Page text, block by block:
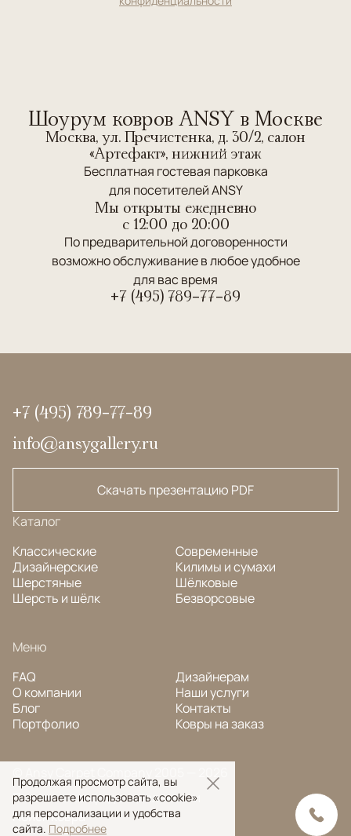
Шоурум ковров ANSY в Москве
Москва, ул. Пречистенка, д. 30/2, салон
«Артефакт», нижний этаж
Бесплатная гостевая парковка
для посетителей ANSY
Мы открыты ежедневно
c 12:00 до 20:00
По предварительной договоренности
возможно обслуживание в любое удобное
для вас время
+7 (495) 789-77-89
+7 (495) 789-77-89
info@ansygallery.ru
Скачать презентацию PDF
Каталог
Классические
Дизайнерские
Шерстяные
Шерсть и шёлк
Современные
Килимы и сумахи
Шёлковые
Безворсовые
Меню
FAQ
О компании
Блог
Портфолио
Дизайнерам
Наши услуги
Контакты
Ковры на заказ
Политика конфиденциальности
Поиск ковра
Продолжая просмотр сайта, вы
разрешаете использовать «cookie»
для персонализации и удобства
сайта. Подробнее